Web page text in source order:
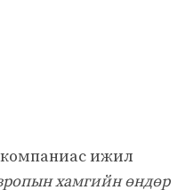
компаниас ижил
хамгийн өндөр